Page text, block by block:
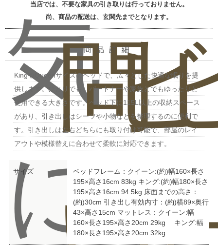
気
に
問ビ
当店では、不要な家具の引き取りは行っておりません。
尚、商品の配送は、玄関先までとなります。
商品詳細
KingやQueenサイズのベッドで、広々とした快適な眠りを提
供します。ひとりでも、パートナーや家族とでもゆったりと
使用できる大きさです。ベッド下に115L以上の収納スペース
があり、引き出しはシーツや小物などを整理するのに便利で
す。引き出しは左右どちらにも取り付け可能で、部屋のレイ
アウトや模様替えに合わせて柔軟に対応できます。
サイズ
ベッドフレーム：クイーン:(約)幅160×長さ
195×高さ16cm 83kg キング:(約)幅180×長さ
195×高さ16cm 94.5kg 床面までの高さ：
(約)30cm 引き出し有効内寸：(約)横89×奥行
43×高さ15cm マットレス：クイーン:幅
160×長さ195×高さ20cm 29kg キング:幅
180×長さ195×高さ20cm 32kg